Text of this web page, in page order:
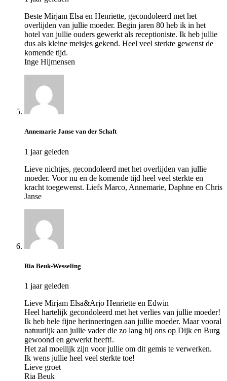
Beste Mirjam Elsa en Henriette, gecondoleerd met het
overlijden van jullie moeder. Begin jaren 80 heb ik in het
hotel van jullie ouders gewerkt als receptioniste. Ik heb jullie
dus als kleine meisjes gekend. Heel veel sterkte gewenst de
komende tijd.
Inge Hijmensen
Annemarie Janse van der Schaft
1 jaar geleden
Lieve nichtjes, gecondoleerd met het overlijden van jullie
moeder. Voor nu en de komende tijd heel veel sterkte en
kracht toegewenst. Liefs Marco, Annemarie, Daphne en Chris
Janse
Ria Beuk-Wesseling
1 jaar geleden
Lieve Mirjam Elsa&Arjo Henriette en Edwin
Heel hartelijk gecondoleerd met het verlies van jullie moeder!
Ik heb hele fijne herinneringen aan jullie moeder. Maar vooral
natuurlijk aan jullie vader die zo lang bij ons op Dijk en Burg
gewoond en gewerkt heeft!.
Het zal moeilijk zijn voor jullie om dit gemis te verwerken.
Ik wens jullie heel veel sterkte toe!
Lieve groet
Ria Beuk